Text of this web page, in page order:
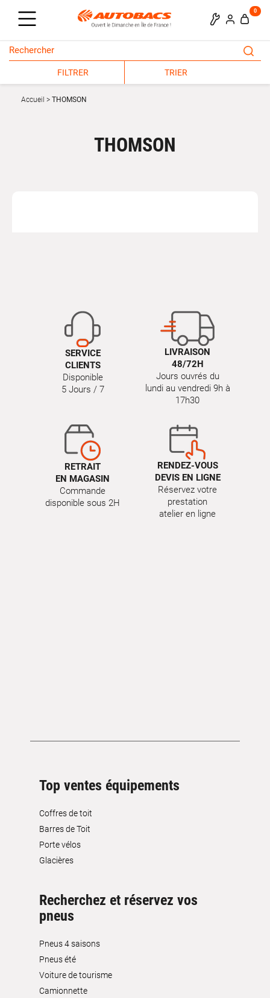
0
FILTRER TRIER
Accueil THOMSON
THOMSON
SERVICE
CLIENTS
Disponible
5 Jours / 7
LIVRAISON
48/72H
Jours ouvrés du
lundi au vendredi 9h à
17h30
RETRAIT
EN MAGASIN
Commande
disponible sous 2H
RENDEZ-VOUS
DEVIS EN LIGNE
Réservez votre
prestation
atelier en ligne
Top ventes équipements
Coffres de toit
Barres de Toit
Porte vélos
Glacières
Recherchez et réservez vos
pneus
Pneus 4 saisons
Pneus été
Voiture de tourisme
Camionnette